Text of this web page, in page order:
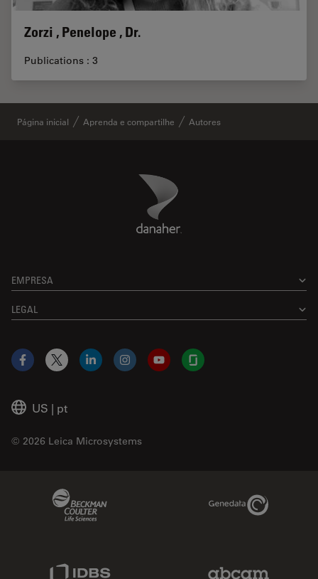
Zorzi , Penelope , Dr.
Publications : 3
Página inicial Aprenda e compartilhe Autores
Danaher Logo
EMPRESA
LEGAL
US | pt
© 2026 Leica Microsystems
Facebook
X LinkedInInstagramYouTubeGlassdoor
Genedata Link